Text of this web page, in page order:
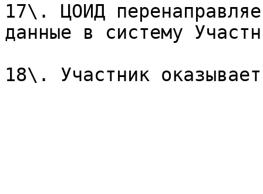
17\. ЦОИД
данные в систему